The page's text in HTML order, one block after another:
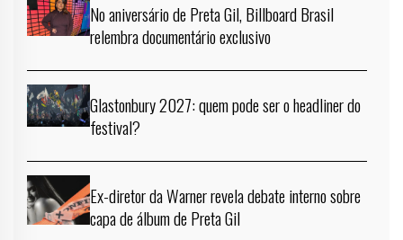
No aniversário de Preta Gil, Billboard Brasil
relembra documentário exclusivo
Glastonbury 2027: quem pode ser o headliner do
festival?
Ex-diretor da Warner revela debate interno sobre
capa de álbum de Preta Gil